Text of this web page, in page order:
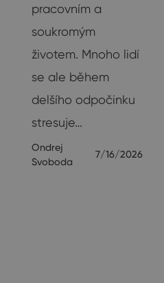
pracovním a
soukromým
životem. Mnoho lidí
se ale během
delšího odpočinku
stresuje…
Ondrej
Svoboda
7/16/2026